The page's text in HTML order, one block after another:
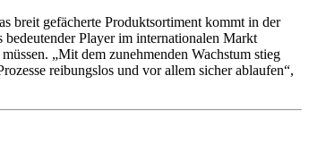
breit gefächerte Produktsortiment kommt in der
Player im internationalen Markt
„Mit dem zunehmenden Wachstum stieg
reibungslos und vor allem sicher ablaufen“,